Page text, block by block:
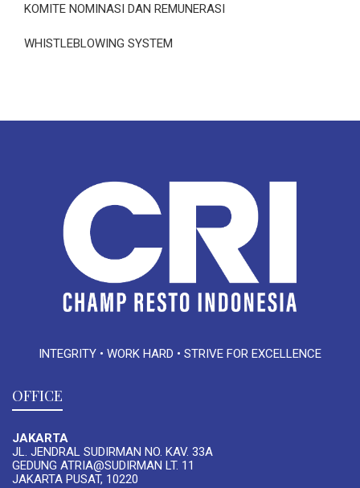
KOMITE NOMINASI DAN REMUNERASI
WHISTLEBLOWING SYSTEM
INTEGRITY • WORK HARD • STRIVE FOR EXCELLENCE
OFFICE
JAKARTA
JL. JENDRAL SUDIRMAN NO. KAV. 33A
GEDUNG ATRIA@SUDIRMAN LT. 11
JAKARTA PUSAT, 10220